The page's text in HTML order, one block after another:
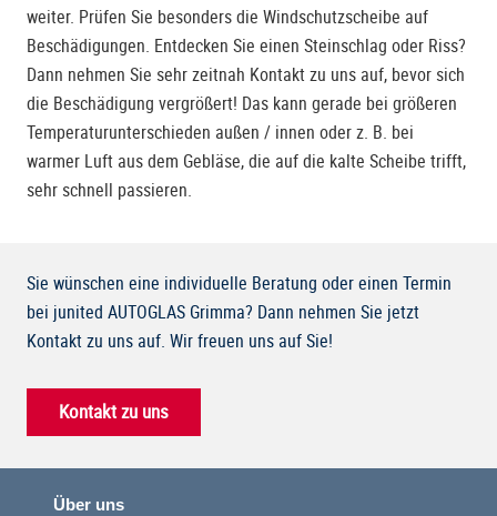
weiter. Prüfen Sie besonders die Windschutzscheibe auf
Beschädigungen. Entdecken Sie einen Steinschlag oder Riss?
Dann nehmen Sie sehr zeitnah Kontakt zu uns auf, bevor sich
die Beschädigung vergrößert! Das kann gerade bei größeren
Temperaturunterschieden außen / innen oder z. B. bei
warmer Luft aus dem Gebläse, die auf die kalte Scheibe trifft,
sehr schnell passieren.
Sie wünschen eine individuelle Beratung oder einen Termin
bei junited AUTOGLAS Grimma? Dann nehmen Sie jetzt
Kontakt zu uns auf. Wir freuen uns auf Sie!
Kontakt zu uns
Über uns